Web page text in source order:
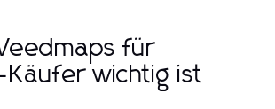
für
Käufer wichtig ist